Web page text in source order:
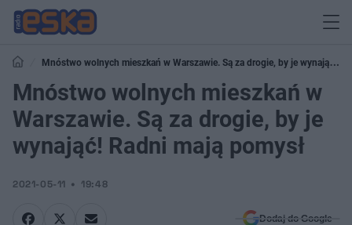
Mnóstwo wolnych mieszkań w Warszawie. Są za drogie, by je wynająć!
Radni mają pomysł
Mnóstwo wolnych mieszkań w
Warszawie. Są za drogie, by je
wynająć! Radni mają pomysł
2021-05-11 19:48
Dodaj do Google